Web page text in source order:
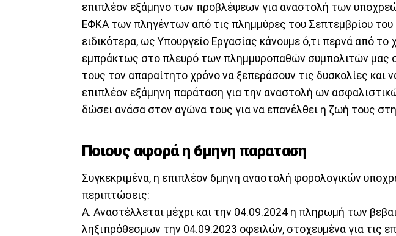
επιπλέον εξάμηνο των προβλέψεων για αναστολή των
ΕΦΚΑ των πληγέντων από τις πλημμύρες του Σεπτεμβρίου του
ειδικότερα, ως Υπουργείο Εργασίας κάνουμε ό,τι περνά από το
εμπράκτως στο πλευρό των πλημμυροπαθών συμπολιτών μας
τους τον απαραίτητο χρόνο να ξεπεράσουν τις δυσκολίες και
επιπλέον εξάμηνη παράταση για την αναστολή ων
δώσει ανάσα στον αγώνα τους για να επανέλθει η ζωή τους
Ποιους αφορά η 6μηνη παραταση
Συγκεκριμένα, η επιπλέον 6μηνη αναστολή φορολογικών
περιπτώσεις:
Α. Αναστέλλεται μέχρι και την 04.09.2024 η πληρωμή των
ληξιπρόθεσμων την 04.09.2023 οφειλών, στοχευμένα για τις